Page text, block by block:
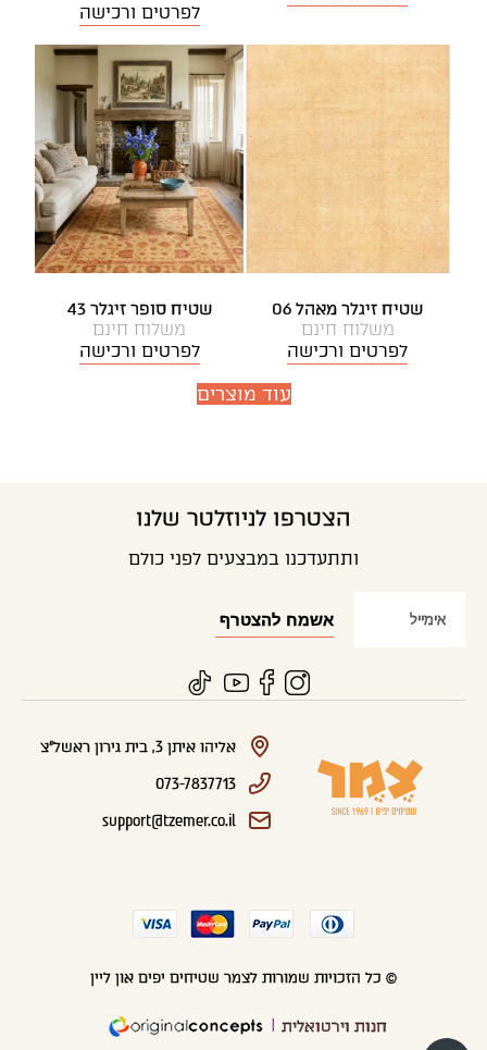
לפרטים ורכישה
שטיח זיגלר מאהל 06
משלוח חינם
לפרטים ורכישה
שטיח סופר זיגלר 43
משלוח חינם
לפרטים ורכישה
עוד מוצרים
הצטרפו לניוזלטר שלנו
ותתעדכנו במבצעים לפני כולם
אליהו איתן 3, בית גירון ראשל"צ
073-7837713
support@tzemer.co.il
© כל הזכויות שמורות לצמר שטיחים יפים און ליין
חנות וירטואלית